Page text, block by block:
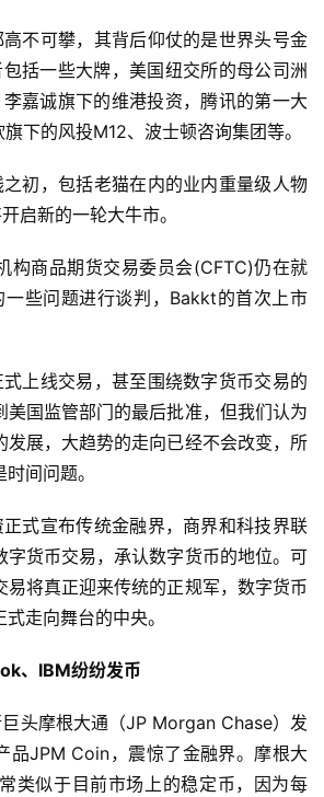
不可攀，其背后仰仗的是世界头号金
括一些大牌，美国纽交所的母公司洲
嘉诚旗下的维港投资，腾讯的第一大
下的风投M12、波士顿咨询集团等。
初，包括老猫在内的业内重量级人物
启新的一轮大牛市。
构商品期货交易委员会(CFTC)仍在就
些问题进行谈判，Bakkt的首次上市
上线交易，甚至围绕数字货币交易的
美国监管部门的最后批准，但我们认为
发展，大趋势的走向已经不会改变，所
间问题。
式宣布传统金融界，商界和科技界联
字货币交易，承认数字货币的地位。可
易将真正迎来传统的正规军，数字货币
走向舞台的中央。
、IBM纷纷发币
头摩根大通（JP Morgan Chase）发
品JPM Coin，震惊了金融界。摩根大
类似于目前市场上的稳定币，因为每